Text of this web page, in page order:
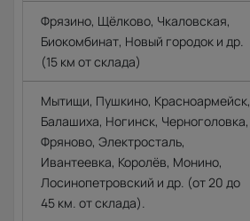
Фрязино, Щёлково, Чкаловская,
Биокомбинат, Новый городок и др.
(15 км от склада)
Мытищи, Пушкино, Красноармейск,
Балашиха, Ногинск, Черноголовка,
Фряново, Электросталь,
Ивантеевка, Королёв, Монино,
Лосинопетровский и др. (от 20 до
45 км. от склада).